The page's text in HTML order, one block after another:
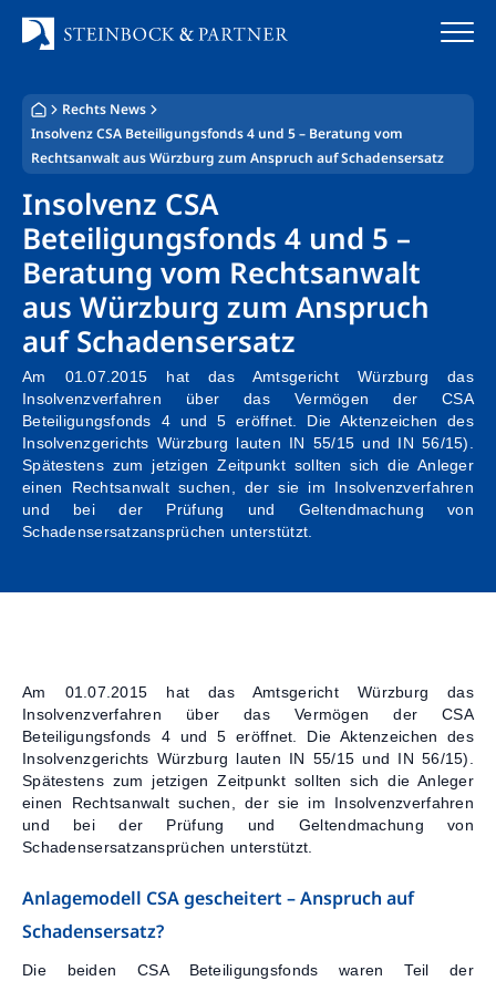
Inhalt
springen
Startseite
Kanzlei
Team
Standorte
Rechtsgebiete
Steuerberatung
Stellenangebote
Kontakt
Rechts News
Insolvenz CSA Beteiligungsfonds 4 und 5 – Beratung vom
Rechtsanwalt aus Würzburg zum Anspruch auf Schadensersatz
Insolvenz CSA
Beteiligungsfonds 4 und 5 –
Beratung vom Rechtsanwalt
aus Würzburg zum Anspruch
auf Schadensersatz
Am 01.07.2015 hat das Amtsgericht Würzburg das
Insolvenzverfahren über das Vermögen der CSA
Beteiligungsfonds 4 und 5 eröffnet. Die Aktenzeichen des
Insolvenzgerichts Würzburg lauten IN 55/15 und IN 56/15).
Spätestens zum jetzigen Zeitpunkt sollten sich die Anleger
einen Rechtsanwalt suchen, der sie im Insolvenzverfahren
und bei der Prüfung und Geltendmachung von
Schadensersatzansprüchen unterstützt.
Am 01.07.2015 hat das Amtsgericht Würzburg das
Insolvenzverfahren über das Vermögen der CSA
Beteiligungsfonds 4 und 5 eröffnet. Die Aktenzeichen des
Insolvenzgerichts Würzburg lauten IN 55/15 und IN 56/15).
Spätestens zum jetzigen Zeitpunkt sollten sich die Anleger
einen Rechtsanwalt suchen, der sie im Insolvenzverfahren
und bei der Prüfung und Geltendmachung von
Schadensersatzansprüchen unterstützt.
Anlagemodell CSA gescheitert – Anspruch auf
Schadensersatz?
Die beiden CSA Beteiligungsfonds waren Teil der